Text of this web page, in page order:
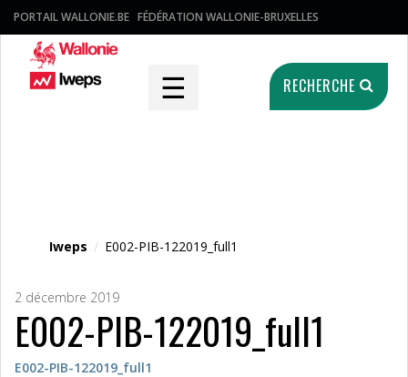
PORTAIL WALLONIE.BE FÉDÉRATION WALLONIE-BRUXELLES
☰ RECHERCHE
Iweps / E002-PIB-122019_full1
2 décembre 2019
E002-PIB-122019_full1
E002-PIB-122019_full1